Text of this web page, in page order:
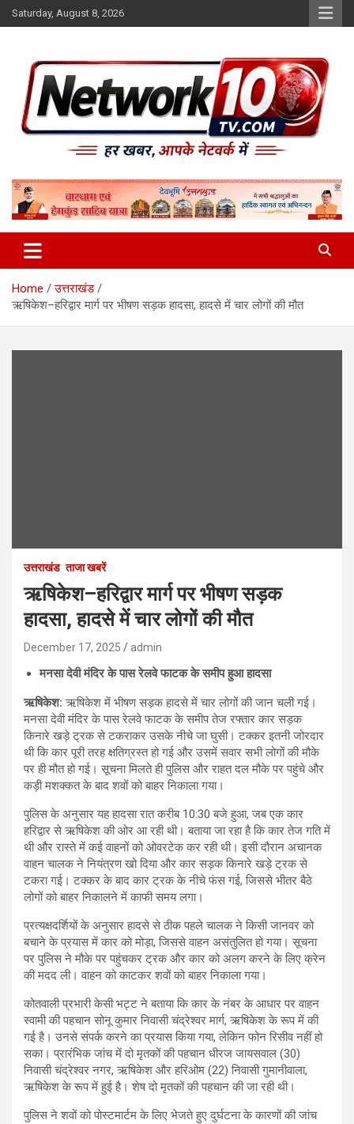
Skip
to
Saturday, August 8, 2026
Network10tv
Home
उत्तराखंड
ऋषिकेश–हरिद्वार मार्ग पर भीषण सड़क हादसा, हादसे में चार लोगों की मौत
उत्तराखंड ताजा खबरें
ऋषिकेश–हरिद्वार मार्ग पर भीषण सड़क
हादसा, हादसे में चार लोगों की मौत
December 17, 2025 admin
मनसा देवी मंदिर के पास रेलवे फाटक के समीप हुआ हादसा
ऋषिकेश:ऋषिकेश में भीषण सड़क हादसे में चार लोगों की जान चली गई।
मनसा देवी मंदिर के पास रेलवे फाटक के समीप तेज रफ्तार कार सड़क
किनारे खड़े ट्रक से टकराकर उसके नीचे जा घुसी। टक्कर इतनी जोरदार
थी कि कार पूरी तरह क्षतिग्रस्त हो गई और उसमें सवार सभी लोगों की मौके
पर ही मौत हो गई। सूचना मिलते ही पुलिस और राहत दल मौके पर पहुंचे और
कड़ी मशक्कत के बाद शवों को बाहर निकाला गया।
पुलिस के अनुसार यह हादसा रात करीब 10:30 बजे हुआ, जब एक कार
हरिद्वार से ऋषिकेश की ओर आ रही थी। बताया जा रहा है कि कार तेज गति में
थी और रास्ते में कई वाहनों को ओवरटेक कर रही थी। इसी दौरान अचानक
वाहन चालक ने नियंत्रण खो दिया और कार सड़क किनारे खड़े ट्रक से
टकरा गई। टक्कर के बाद कार ट्रक के नीचे फंस गई, जिससे भीतर बैठे
लोगों को बाहर निकालने में काफी समय लगा।
प्रत्यक्षदर्शियों के अनुसार हादसे से ठीक पहले चालक ने किसी जानवर को
बचाने के प्रयास में कार को मोड़ा, जिससे वाहन असंतुलित हो गया। सूचना
पर पुलिस ने मौके पर पहुंचकर ट्रक और कार को अलग करने के लिए क्रेन
की मदद ली। वाहन को काटकर शवों को बाहर निकाला गया।
कोतवाली प्रभारी केसी भट्ट ने बताया कि कार के नंबर के आधार पर वाहन
स्वामी की पहचान सोनू कुमार निवासी चंद्रेश्वर मार्ग, ऋषिकेश के रूप में की
गई है। उनसे संपर्क करने का प्रयास किया गया, लेकिन फोन रिसीव नहीं हो
सका। प्रारंभिक जांच में दो मृतकों की पहचान धीरज जायसवाल (30)
निवासी चंद्रेश्वर नगर, ऋषिकेश और हरिओम (22) निवासी गुमानीवाला,
ऋषिकेश के रूप में हुई है। शेष दो मृतकों की पहचान की जा रही थी।
पुलिस ने शवों को पोस्टमार्टम के लिए भेजते हुए दुर्घटना के कारणों की जांच